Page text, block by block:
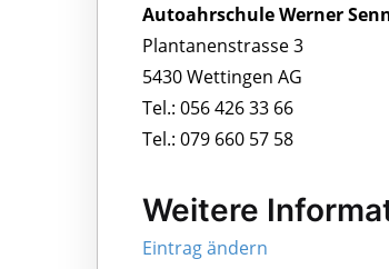
Autoahrschule Werner
Plantanenstrasse 3
5430 Wettingen AG
Tel.: 056 426 33 66
Tel.: 079 660 57 58
Weitere
Eintrag ändern